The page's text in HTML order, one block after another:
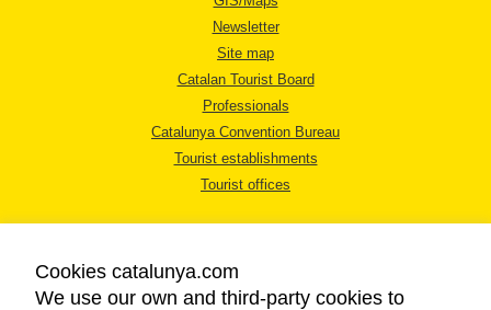
Newsletter
Site map
Catalan Tourist Board
Professionals
Catalunya Convention Bureau
Tourist establishments
Tourist offices
Cookies catalunya.com
We use our own and third-party cookies to